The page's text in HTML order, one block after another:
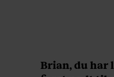
Brian, du har